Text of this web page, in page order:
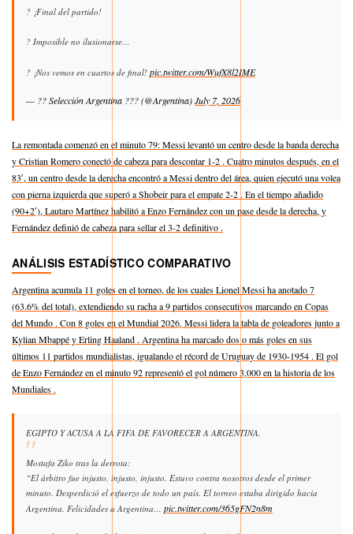
? ¡Final del partido!
? Imposible no ilusionarse…
? ¡Nos vemos en cuartos de final! pic.twitter.com/WufX8l2IME
— ?? Selección Argentina ??? (@Argentina)July 7, 2026
La remontada comenzó en el minuto 79: Messi levantó un centro desde la banda derecha
y Cristian Romero conectó de cabeza para descontar 1-2 . Cuatro minutos después, en el
83′, un centro desde la derecha encontró a Messi dentro del área, quien ejecutó una volea
con pierna izquierda que superó a Shobeir para el empate 2-2 . En el tiempo añadido
(90+2′), Lautaro Martínez habilitó a Enzo Fernández con un pase desde la derecha, y
Fernández definió de cabeza para sellar el 3-2 definitivo .
ANÁLISIS ESTADÍSTICO COMPARATIVO
Argentina acumula 11 goles en el torneo, de los cuales Lionel Messi ha anotado 7
(63.6% del total), extendiendo su racha a 9 partidos consecutivos marcando en Copas
del Mundo . Con 8 goles en el Mundial 2026, Messi lidera la tabla de goleadores junto a
Kylian Mbappé y Erling Haaland . Argentina ha marcado dos o más goles en sus
últimos 11 partidos mundialistas, igualando el récord de Uruguay de 1930-1954 . El gol
de Enzo Fernández en el minuto 92 representó el gol número 3,000 en la historia de los
Mundiales .
EGIPTO Y ACUSA A LA FIFA DE FAVORECER A ARGENTINA.
Mostafa Ziko tras la derrota:
“El árbitro fue injusto, injusto, injusto. Estuvo contra nosotros desde el primer
minuto. Desperdició el esfuerzo de todo un país. El torneo estaba dirigido hacia
Argentina. Felicidades a Argentina… pic.twitter.com/365gFN2n8m